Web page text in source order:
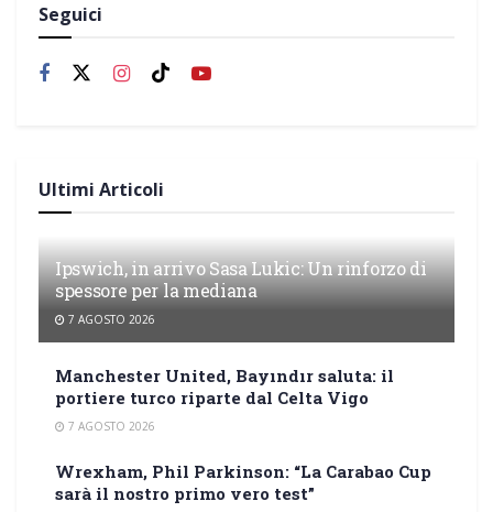
Seguici
Ultimi Articoli
Ipswich, in arrivo Sasa Lukic: Un rinforzo di
spessore per la mediana
7 AGOSTO 2026
Manchester United, Bayındır saluta: il
portiere turco riparte dal Celta Vigo
7 AGOSTO 2026
Wrexham, Phil Parkinson: “La Carabao Cup
sarà il nostro primo vero test”